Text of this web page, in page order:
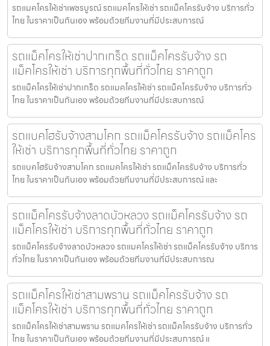
รถแมคโครให้เช่าเพชรบูรณ์ รถแมคโครให้เช่า รถแม็คโครรับจ้าง บริการทั่ว
ไทย ในราคาเป็นกันเอง พร้อมด้วยทีมงานที่มีประสบการณ์
รถแม็คโครให้เช่าปากเกร็ด รถแม็คโครรับจ้าง รถ
แม็คโครให้เช่า บริการทุกพื้นที่ทั่วไทย ราคาถูก
รถแม็คโครให้เช่าปากเกร็ด รถแมคโครให้เช่า รถแม็คโครรับจ้าง บริการทั่ว
ไทย ในราคาเป็นกันเอง พร้อมด้วยทีมงานที่มีประสบการณ์
รถแบคโฮรับจ้างสามโคก รถแม็คโครรับจ้าง รถแม็คโคร
ให้เช่า บริการทุกพื้นที่ทั่วไทย ราคาถูก
รถแบคโฮรับจ้างสามโคก รถแมคโครให้เช่า รถแม็คโครรับจ้าง บริการทั่ว
ไทย ในราคาเป็นกันเอง พร้อมด้วยทีมงานที่มีประสบการณ์ และ
รถแม็คโครรับจ้างลาดบัวหลวง รถแม็คโครรับจ้าง รถ
แม็คโครให้เช่า บริการทุกพื้นที่ทั่วไทย ราคาถูก
รถแม็คโครรับจ้างลาดบัวหลวง รถแมคโครให้เช่า รถแม็คโครรับจ้าง บริการ
ทั่วไทย ในราคาเป็นกันเอง พร้อมด้วยทีมงานที่มีประสบการณ
รถแม็คโครให้เช่าสามพราน รถแม็คโครรับจ้าง รถ
แม็คโครให้เช่า บริการทุกพื้นที่ทั่วไทย ราคาถูก
รถแม็คโครให้เช่าสามพราน รถแมคโครให้เช่า รถแม็คโครรับจ้าง บริการทั่ว
ไทย ในราคาเป็นกันเอง พร้อมด้วยทีมงานที่มีประสบการณ์ แ